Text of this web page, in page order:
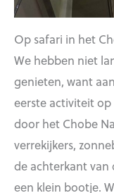
Op safari in het
We hebben niet
genieten, want
eerste activiteit
door het Chobe
verrekijkers,
de achterkant van
een klein bootje.